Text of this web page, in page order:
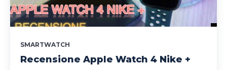
SMARTWATCH
Recensione Apple Watch 4 Nike +